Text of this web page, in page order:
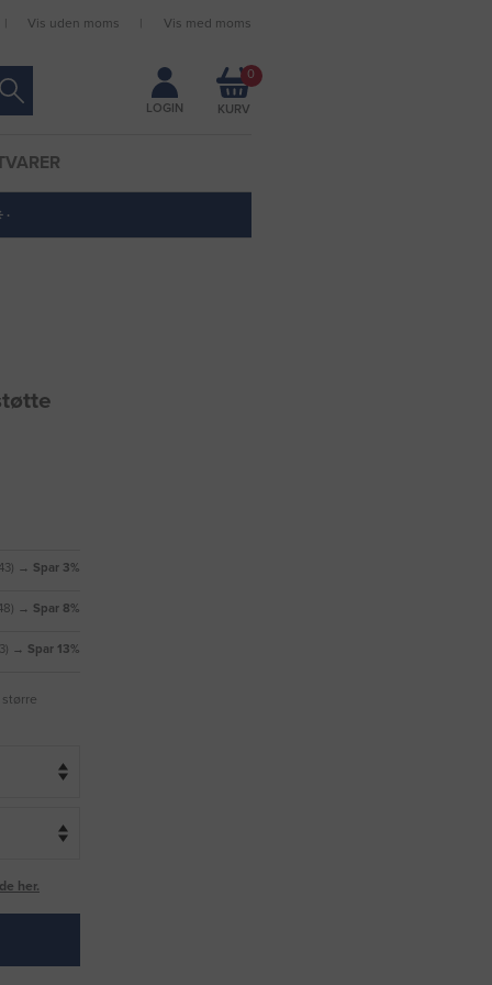
Forbliv logget ind
Vis uden moms Vis med moms
LOGIN
0
→ Spar 3%
→ Spar 8%
→ Spar 13%
her.